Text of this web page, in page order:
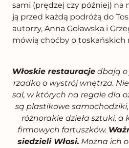
sami (prędzej czy później) na
ją przed każdą podróżą do
autorzy, Anna Goławska i
mówią choćby o toskańskich
.
Włoskie restauracje dbają o
rzadko o wystrój wnętrza.
sal, w których na regale dla
są plastikowe
różnorakie dzieła sztuki, a
firmowych fartuszków.
siedzieli Włosi. Można ich